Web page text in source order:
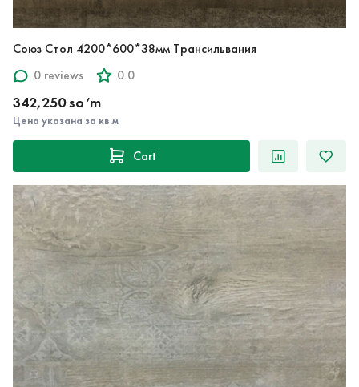
Союз Стол 4200*600*38мм Трансильвания
0 reviews
0.0
342,250 so‘m
Цена указана за кв.м
Cart